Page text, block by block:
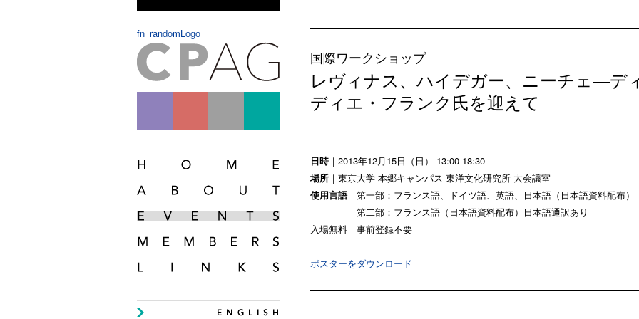
fn_randomLogo
国際ワークショップ
レヴィナス、ハイデガー、ニーチェ―デ
ディエ・フランク氏を迎えて
日時｜2013年12月15日（日） 13:00-18:30
場所 ｜東京大学 本郷キャンパス 東洋文化研究所 大会議室
使用言語｜第一部：フランス語、ドイツ語、英語、日本語（日本語資料配布）
第二部：フランス語（日本語資料配布）日本語通訳あり
入場無料｜事前登録不要
ポスターをダウンロード